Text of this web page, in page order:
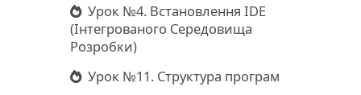
Урок №4. Встановлення IDE
(Інтегрованого Середовища
Розробки)
Урок №11. Структура програм